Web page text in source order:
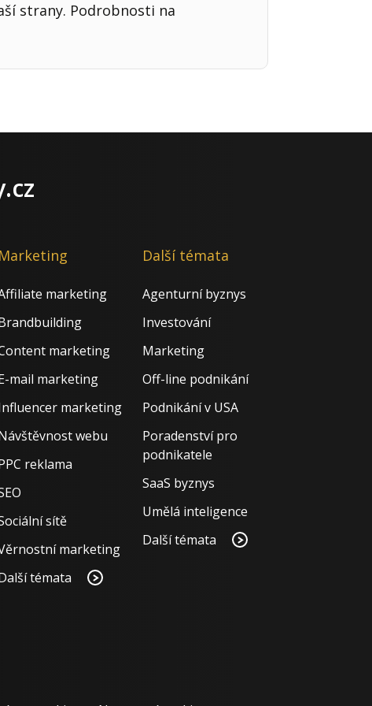
strany. Podrobnosti na
Marketing
marketing
marketing
mail marketing
marketing
webu
reklama
sítě
marketing
témata
Další témata
Agenturní byznys
Investování
Marketing
Off-line podnikání
Podnikání v USA
Poradenství pro
podnikatele
SaaS byznys
Umělá inteligence
Další témata